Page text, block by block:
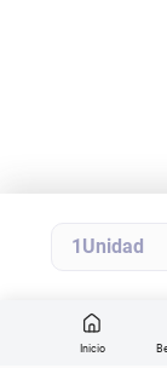
Inicio
1